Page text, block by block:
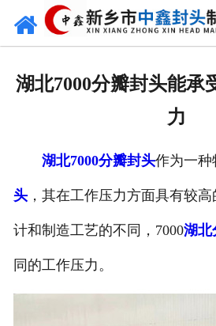
湖北7000分瓣封头能承
力
湖北7000分瓣封头作为一种
头，其在工作压力方面具有较
计和制造工艺的不同，7000湖北
同的工作压力。